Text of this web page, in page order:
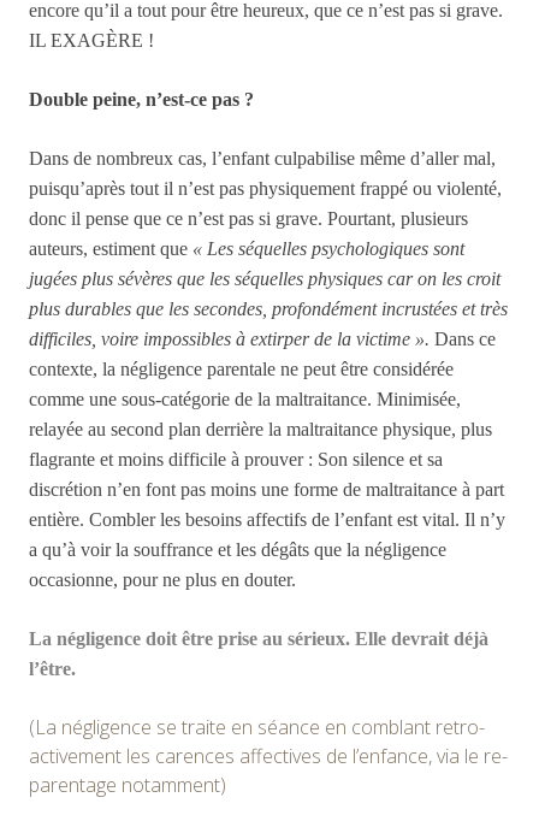
encore qu’il a tout pour être heureux, que ce n’est pas si grave.
IL EXAGÈRE !
Double peine, n’est-ce pas ?
Dans de nombreux cas, l’enfant culpabilise même d’aller mal,
puisqu’après tout il n’est pas physiquement frappé ou violenté,
donc il pense que ce n’est pas si grave. Pourtant, plusieurs
auteurs, estiment que « Les séquelles psychologiques sont
jugées plus sévères que les séquelles physiques car on les croit
plus durables que les secondes, profondément incrustées et très
difficiles, voire impossibles à extirper de la victime ». Dans ce
contexte, la négligence parentale ne peut être considérée
comme une sous-catégorie de la maltraitance. Minimisée,
relayée au second plan derrière la maltraitance physique, plus
flagrante et moins difficile à prouver : Son silence et sa
discrétion n’en font pas moins une forme de maltraitance à part
entière. Combler les besoins affectifs de l’enfant est vital. Il n’y
a qu’à voir la souffrance et les dégâts que la négligence
occasionne, pour ne plus en douter.
La négligence doit être prise au sérieux. Elle devrait déjà
l’être.
(La négligence se traite en séance en comblant retro-
activement les carences affectives de l’enfance, via le re-
parentage notamment)